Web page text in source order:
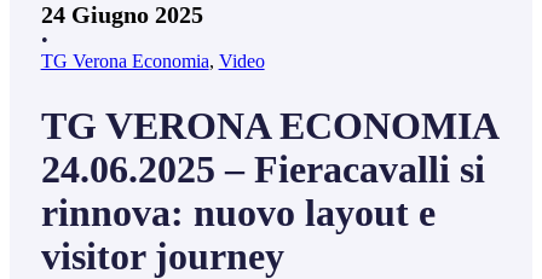
24 Giugno 2025
•
TG Verona Economia, Video
TG VERONA ECONOMIA
24.06.2025 – Fieracavalli si
rinnova: nuovo layout e
visitor journey